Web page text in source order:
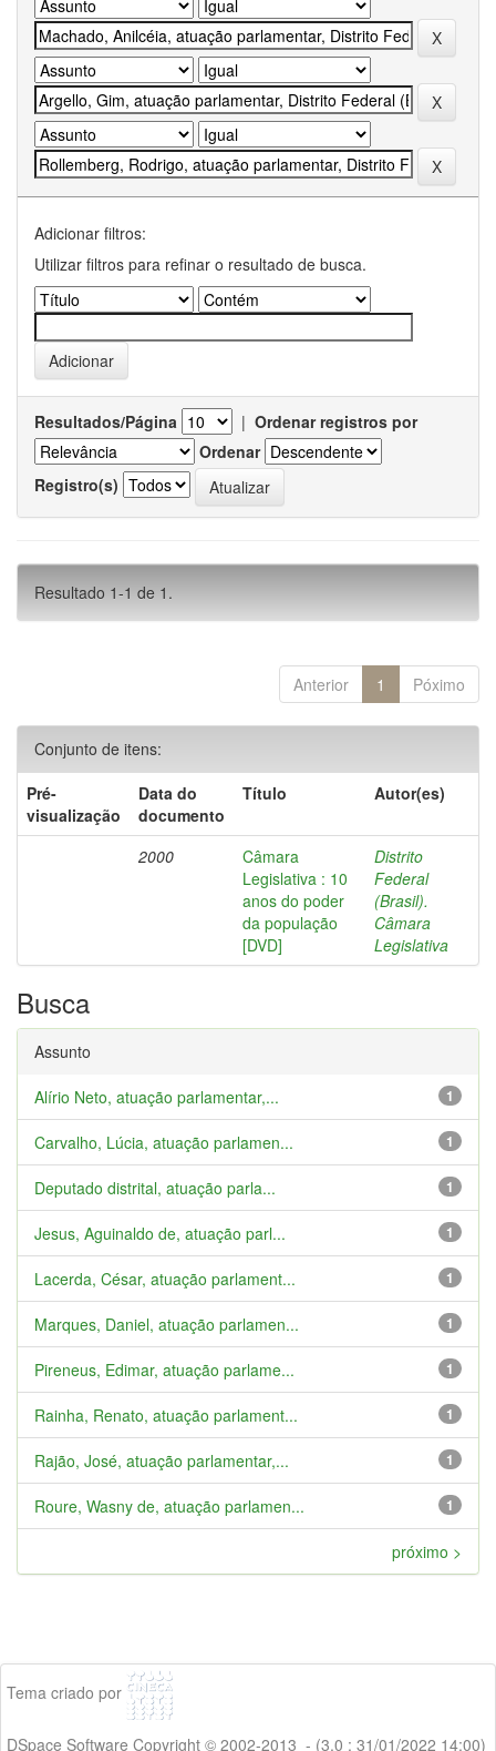
Adicionar filtros:
Utilizar filtros para refinar o resultado de busca.
Resultados/Página | Ordenar registros por
Ordenar
Registro(s)
Resultado 1-1 de 1.
Anterior 1 Póximo
Conjunto de itens:
Pré-
visualização
Data do
documento
Título Autor(es)
2000
Câmara
Legislativa : 10
anos do poder
da população
[DVD]
Distrito
Federal
(Brasil).
Câmara
Legislativa
Busca
Assunto
1
Alírio Neto, atuação parlamentar,...
1
Carvalho, Lúcia, atuação parlamen...
1
Deputado distrital, atuação parla...
1
Jesus, Aguinaldo de, atuação parl...
1
Lacerda, César, atuação parlament...
1
Marques, Daniel, atuação parlamen...
1
Pireneus, Edimar, atuação parlame...
1
Rainha, Renato, atuação parlament...
1
Rajão, José, atuação parlamentar,...
1
Roure, Wasny de, atuação parlamen...
próximo >
Tema criado por
DSpace Software Copyright © 2002-2013 - (3.0 : 31/01/2022 14:00)